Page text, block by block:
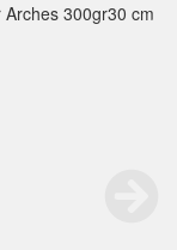
Arches 300gr30 cm